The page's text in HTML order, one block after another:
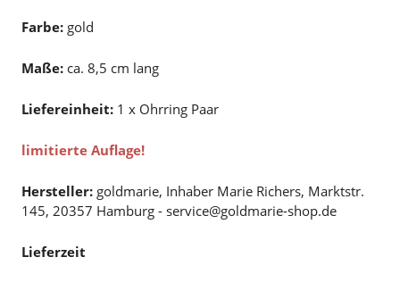
Farbe: gold
Maße: ca. 8,5 cm lang
Liefereinheit: 1 x Ohrring Paar
limitierte Auflage!
Hersteller: goldmarie, Inhaber Marie Richers, Marktstr.
145, 20357 Hamburg - service@goldmarie-shop.de
Lieferzeit